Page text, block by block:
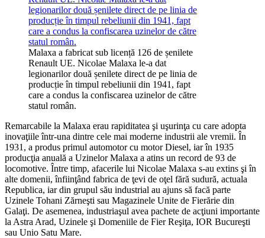
Malaxa a fabricat sub licență 126 de șenilete
Renault UE. Nicolae Malaxa le-a dat
legionarilor două șenilete direct de pe linia de
producție în timpul rebeliunii din 1941, fapt
care a condus la confiscarea uzinelor de către
statul român.
Remarcabile la Malaxa erau rapiditatea şi uşurinţa cu care adopta
inovaţiile într-una dintre cele mai moderne industrii ale vremii. În
1931, a produs primul automotor cu motor Diesel, iar în 1935
producţia anuală a Uzinelor Malaxa a atins un record de 93 de
locomotive. Între timp, afacerile lui Nicolae Malaxa s-au extins şi în
alte domenii, înfiinţând fabrica de ţevi de oţel fără sudură, actuala
Republica, iar din grupul său industrial au ajuns să facă parte
Uzinele Tohani Zărneşti sau Magazinele Unite de Fierărie din
Galaţi. De asemenea, industriaşul avea pachete de acţiuni importante
la Astra Arad, Uzinele şi Domeniile de Fier Reşiţa, IOR Bucureşti
sau Unio Satu Mare.